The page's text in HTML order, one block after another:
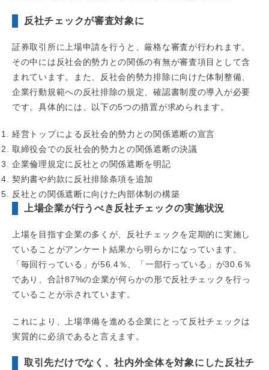
反社チェックが審査対象に
証券取引所に上場申請を行うと、厳格な審査が行われます。
その中には反社会的勢力との関係の有無が審査項目として含
まれています。また、反社会的勢力排除に向けた体制整備、
企業行動規範への反社排除の規定、確認書制度の導入が必要
です。具体的には、以下の5つの措置が求められます。
経営トップによる反社会的勢力との関係遮断の宣言
取締役会での反社会的勢力との関係遮断の決議
企業倫理規定に反社との関係遮断を明記
契約書や約款に反社排除条項を追加
反社との関係遮断に向けた内部体制の構築
上場企業が行うべき反社チェックの実施状況
上場を目指す企業の多くが、反社チェックを定期的に実施し
ていることがアンケート結果から明らかになっています。
「毎回行っている」が56.4％、「一部行っている」が30.6％
であり、合計87%の企業が何らかの形で反社チェックを行っ
ていることが示されています。
これにより、上場準備を進める企業にとって反社チェックは
実質的に必須であると言えます。
取引先だけでなく、社内外全体を対象にした反社チ